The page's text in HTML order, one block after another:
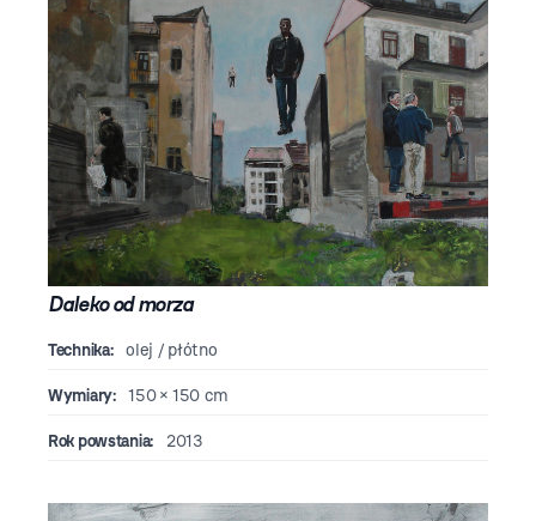
Daleko od morza
Technika: olej / płótno
Wymiary: 150 × 150 cm
Rok powstania: 2013